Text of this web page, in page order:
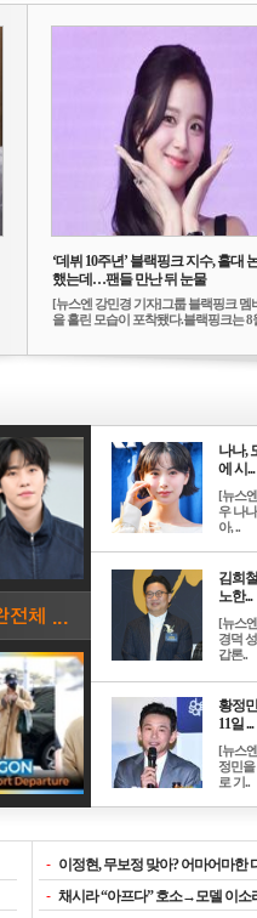
‘데뷔 10주년’ 블랙핑크 지수, 홀대
했는데…팬들 만난 뒤 눈물
[뉴스엔 강민경 기자]그룹 블랙핑크 멤
을 흘린 모습이 포착됐다.블랙핑크는 8
나나,
에 시...
[뉴스
우 나
아, ..
김희
노한...
[뉴스
경덕
갑론..
황정
11일 ...
[뉴스
정민
로 기..
- 이정현, 무보정 맞아? 어마어마한
- 채시라 “아프다” 호소→모델 이소